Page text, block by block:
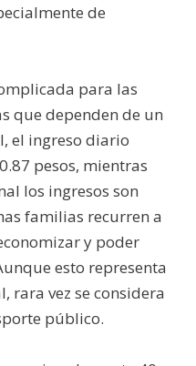
de
para las
que dependen de un
el ingreso diario
pesos, mientras
los ingresos son
familias recurren a
y poder
esto representa
rara vez se considera
público.